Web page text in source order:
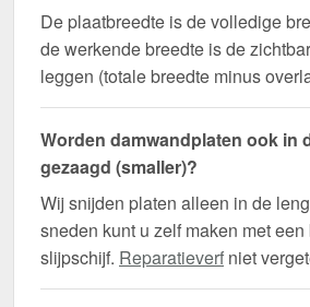
De plaatbreedte is de volledige
de werkende breedte is de
leggen (totale breedte minus
Worden damwandplaten ook in
gezaagd (smaller)?
Wij snijden platen alleen in de
sneden kunt u zelf maken met
slijpschijf. Reparatieverf niet